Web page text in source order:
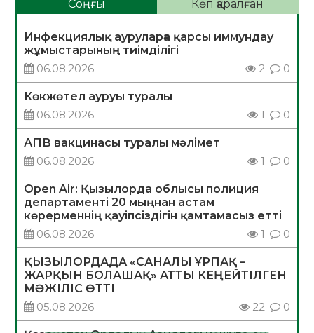
Соңғы Көп қаралған
Инфекциялық ауруларға қарсы иммундау
жұмыстарының тиімділігі
06.08.2026
2 0
Көкжөтел ауруы туралы
06.08.2026
1 0
АПВ вакцинасы туралы мәлімет
06.08.2026
1 0
Open Air: Қызылорда облысы полиция
департаменті 20 мыңнан астам
көрерменнің қауіпсіздігін қамтамасыз етті
06.08.2026
1 0
ҚЫЗЫЛОРДАДА «САНАЛЫ ҰРПАҚ –
ЖАРҚЫН БОЛАШАҚ» АТТЫ КЕҢЕЙТІЛГЕН
МӘЖІЛІС ӨТТІ
05.08.2026
22 0